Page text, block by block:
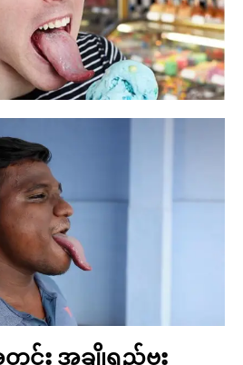
အတွင်း အချိုရည်ဗူး